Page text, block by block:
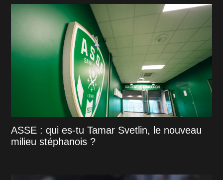
ASSE : qui es-tu Tamar Svetlin, le nouveau
milieu stéphanois ?